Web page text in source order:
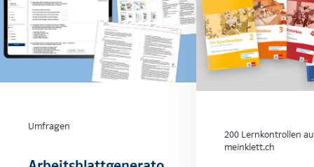
Umfragen
200 Lernkontrollen
meinklett.ch